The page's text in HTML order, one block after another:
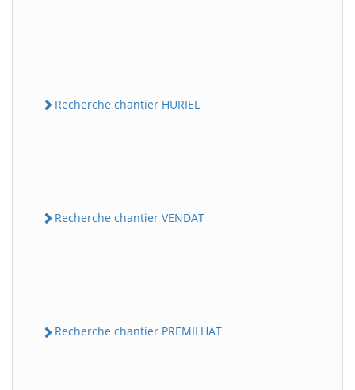
Recherche chantier HURIEL
Recherche chantier VENDAT
Recherche chantier PREMILHAT